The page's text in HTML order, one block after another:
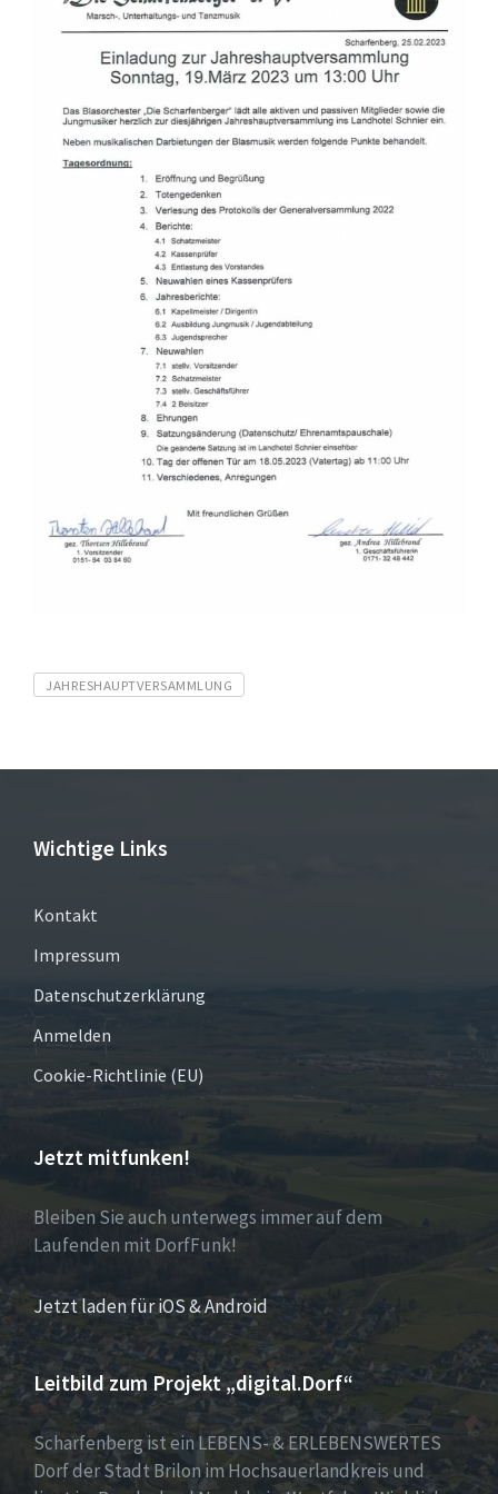
Tags
JAHRESHAUPTVERSAMMLUNG
Wichtige Links
Kontakt
Impressum
Datenschutzerklärung
Anmelden
Cookie-Richtlinie (EU)
Jetzt mitfunken!
Bleiben Sie auch unterwegs immer auf dem
Laufenden mit DorfFunk!
Jetzt laden für iOS & Android
Leitbild zum Projekt „digital.Dorf“
Scharfenberg ist ein LEBENS- & ERLEBENSWERTES
Dorf der Stadt Brilon im Hochsauerlandkreis und